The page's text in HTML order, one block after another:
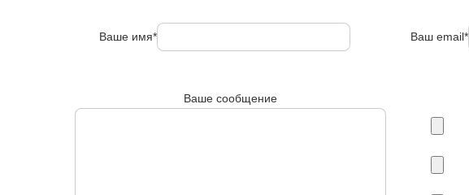
Ваше имя* Ваш email*
Ваше сообщение